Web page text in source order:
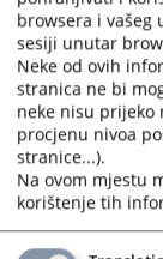
Prateći
Pravilnik o
browsera i vašeg
sesiji unutar
Neke od ovih
stranica ne bi
neke nisu prijeko
procjenu nivoa
stranice...).
Na ovom mjestu
korištenje tih